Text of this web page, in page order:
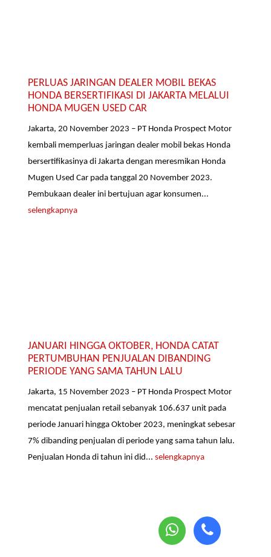
PERLUAS JARINGAN DEALER MOBIL BEKAS
HONDA BERSERTIFIKASI DI JAKARTA MELALUI
HONDA MUGEN USED CAR
Jakarta, 20 November 2023 – PT Honda Prospect Motor
kembali memperluas jaringan dealer mobil bekas Honda
bersertifikasinya di Jakarta dengan meresmikan Honda
Mugen Used Car pada tanggal 20 November 2023.
Pembukaan dealer ini bertujuan agar konsumen...
selengkapnya
JANUARI HINGGA OKTOBER, HONDA CATAT
PERTUMBUHAN PENJUALAN DIBANDING
PERIODE YANG SAMA TAHUN LALU
Jakarta, 15 November 2023 – PT Honda Prospect Motor
mencatat penjualan retail sebanyak 106.637 unit pada
periode Januari hingga Oktober 2023, meningkat sebesar
7% dibanding penjualan di periode yang sama tahun lalu.
Penjualan Honda di tahun ini did...selengkapnya